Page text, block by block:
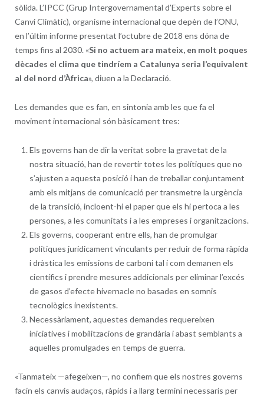
sòlida. L’IPCC (Grup Intergovernamental d’Experts sobre el
Canvi Climàtic), organisme internacional que depèn de l’ONU,
en l’últim informe presentat l’octubre de 2018 ens dóna de
temps fins al 2030. «Si no actuem ara mateix, en molt poques
dècades el clima que tindríem a Catalunya seria l’equivalent
al del nord d’Àfrica», diuen a la Declaració.
Les demandes que es fan, en sintonia amb les que fa el
moviment internacional són bàsicament tres:
Els governs han de dir la veritat sobre la gravetat de la
nostra situació, han de revertir totes les polítiques que no
s’ajusten a aquesta posició i han de treballar conjuntament
amb els mitjans de comunicació per transmetre la urgència
de la transició, incloent-hi el paper que els hi pertoca a les
persones, a les comunitats i a les empreses i organitzacions.
Els governs, cooperant entre ells, han de promulgar
polítiques jurídicament vinculants per reduir de forma ràpida
i dràstica les emissions de carboni tal i com demanen els
científics i prendre mesures addicionals per eliminar l’excés
de gasos d’efecte hivernacle no basades en somnis
tecnològics inexistents.
Necessàriament, aquestes demandes requereixen
iniciatives i mobilitzacions de grandària i abast semblants a
aquelles promulgades en temps de guerra.
«Tanmateix —afegeixen—, no confiem que els nostres governs
facin els canvis audaços, ràpids i a llarg termini necessaris per